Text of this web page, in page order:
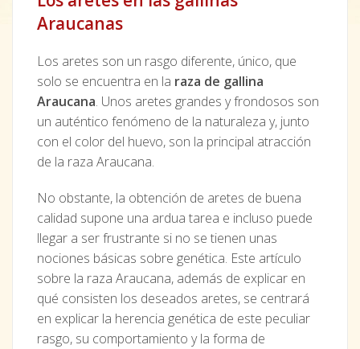
Araucanas
Los aretes son un rasgo diferente, único, que
solo se encuentra en la raza de gallina
Araucana. Unos aretes grandes y frondosos son
un auténtico fenómeno de la naturaleza y, junto
con el color del huevo, son la principal atracción
de la raza Araucana.
No obstante, la obtención de aretes de buena
calidad supone una ardua tarea e incluso puede
llegar a ser frustrante si no se tienen unas
nociones básicas sobre genética. Este artículo
sobre la raza Araucana, además de explicar en
qué consisten los deseados aretes, se centrará
en explicar la herencia genética de este peculiar
rasgo, su comportamiento y la forma de